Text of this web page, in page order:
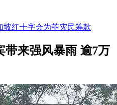
坡红十字会为菲灾民筹款
带来强风暴雨 逾7万